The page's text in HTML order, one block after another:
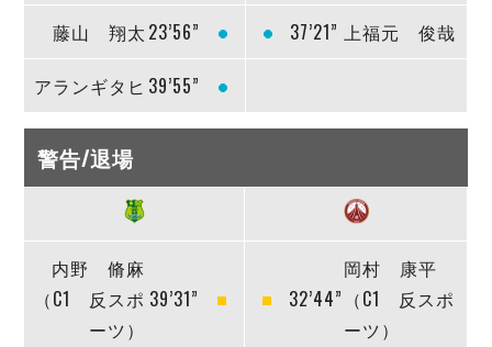
藤山 翔太 23’56” 37’21” 上福元 俊哉
アランギタヒ 39’55”
警告/退場
内野 脩麻
（C1 反スポ
ーツ）
39’31” 32’44”
岡村 康平
（C1 反スポ
ーツ）